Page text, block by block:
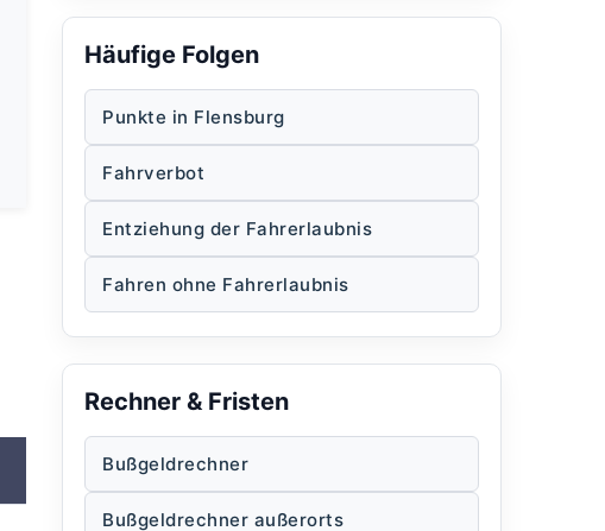
Häufige Folgen
Punkte in Flensburg
Fahrverbot
Entziehung der Fahrerlaubnis
Fahren ohne Fahrerlaubnis
Rechner & Fristen
Bußgeldrechner
Bußgeldrechner außerorts